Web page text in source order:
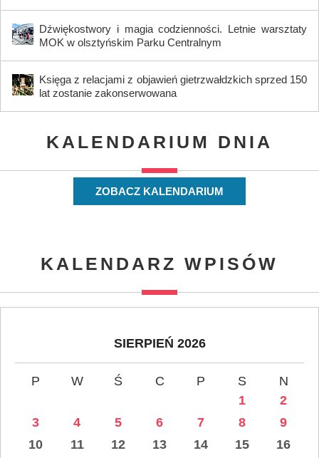
Dźwiękostwory i magia codzienności. Letnie warsztaty
MOK w olsztyńskim Parku Centralnym
Księga z relacjami z objawień gietrzwałdzkich sprzed 150
lat zostanie zakonserwowana
KALENDARIUM DNIA
ZOBACZ KALENDARIUM
KALENDARZ WPISÓW
SIERPIEŃ 2026
P W Ś C P S
N
1
2
3
4 5 6 7 8
9
10
11 12 13 14 15
16